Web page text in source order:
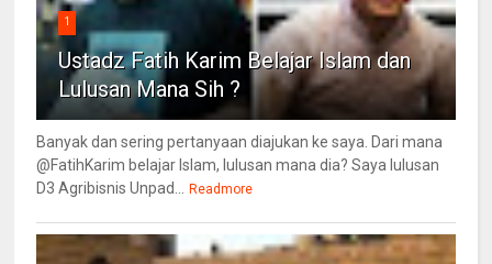
1
Ustadz Fatih Karim Belajar Islam dan
Lulusan Mana Sih ?
Banyak dan sering pertanyaan diajukan ke saya. Dari mana
@FatihKarim belajar Islam, lulusan mana dia? Saya lulusan
D3 Agribisnis Unpad...
Readmore